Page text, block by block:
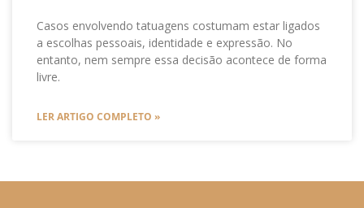
Casos envolvendo tatuagens costumam estar ligados
a escolhas pessoais, identidade e expressão. No
entanto, nem sempre essa decisão acontece de forma
livre.
LER ARTIGO COMPLETO »